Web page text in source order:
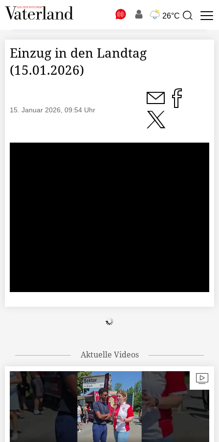
26°C
Suchbegriff
Einzug in den Landtag
(15.01.2026)
15. Januar 2026, 09:54 Uhr
Aktuelle Videos